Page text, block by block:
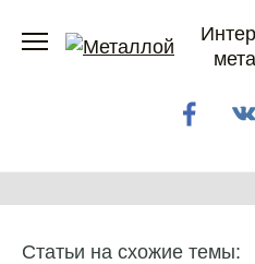
Статьи на схожие темы: